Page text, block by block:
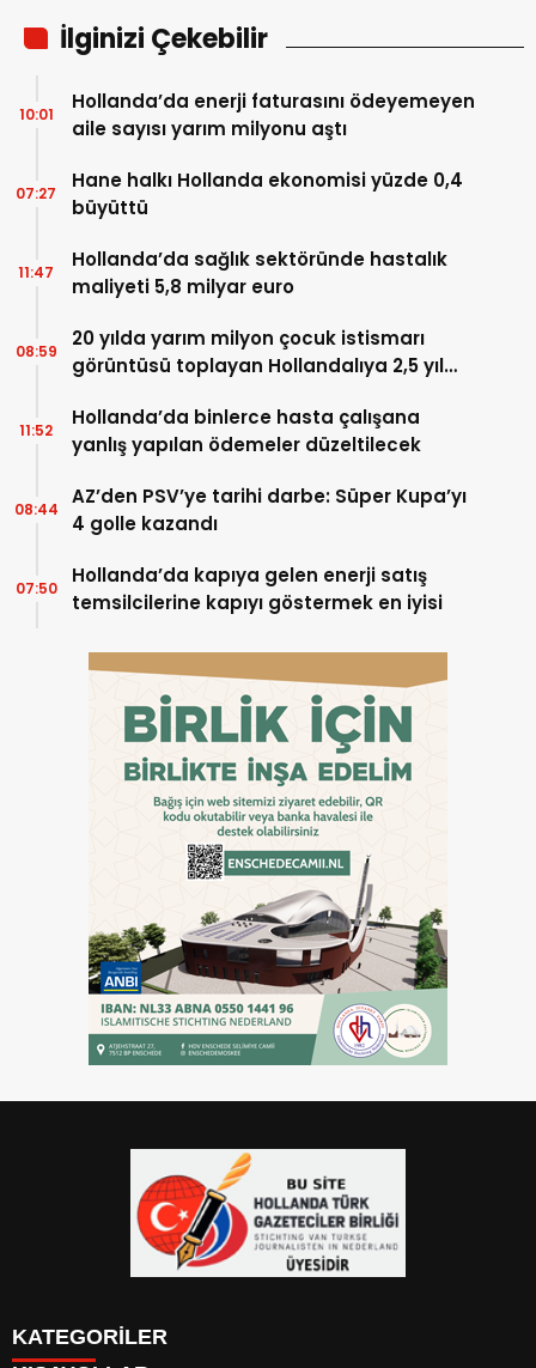
İlginizi Çekebilir
Hollanda’da enerji faturasını ödeyemeyen
aile sayısı yarım milyonu aştı
10:01
Hane halkı Hollanda ekonomisi yüzde 0,4
büyüttü
07:27
Hollanda’da sağlık sektöründe hastalık
maliyeti 5,8 milyar euro
11:47
20 yılda yarım milyon çocuk istismarı
görüntüsü toplayan Hollandalıya 2,5 yıl
08:59
Hollanda’da binlerce hasta çalışana
yanlış yapılan ödemeler düzeltilecek
11:52
AZ’den PSV’ye tarihi darbe: Süper Kupa’yı
4 golle kazandı
08:44
Hollanda’da kapıya gelen enerji satış
temsilcilerine kapıyı göstermek en iyisi
07:50
KATEGORİLER